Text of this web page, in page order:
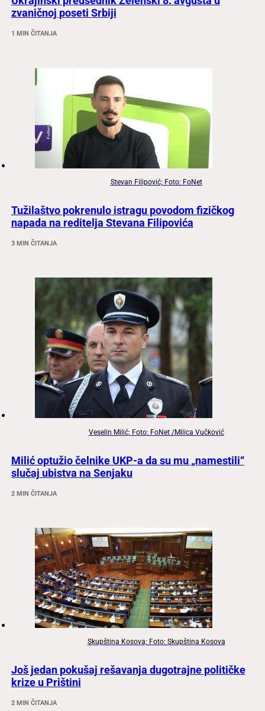
zvaničnoj poseti Srbiji
1 MIN ČITANJA
Stevan Filipović; Foto: FoNet
Tužilaštvo pokrenulo istragu povodom fizičkog
napada na reditelja Stevana Filipovića
3 MIN ČITANJA
Veselin Milić; Foto: FoNet /Milica Vučković
Milić optužio čelnike UKP-a da su mu „namestili“
slučaj ubistva na Senjaku
2 MIN ČITANJA
Skupština Kosova; Foto: Skupština Kosova
Još jedan pokušaj rešavanja dugotrajne političke
krize u Prištini
2 MIN ČITANJA